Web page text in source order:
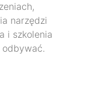
narzędzi
i szkolenia
odbywać.